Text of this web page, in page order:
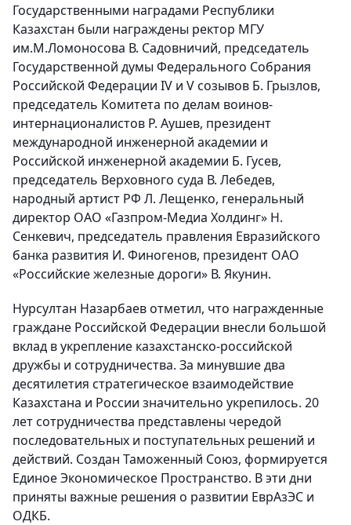
Государственными наградами Республики
Казахстан были награждены ректор МГУ
им.М.Ломоносова В. Садовничий, председатель
Государственной думы Федерального Собрания
Российской Федерации IV и V созывов Б. Грызлов,
председатель Комитета по делам воинов-
интернационалистов Р. Аушев, президент
международной инженерной академии и
Российской инженерной академии Б. Гусев,
председатель Верховного суда В. Лебедев,
народный артист РФ Л. Лещенко, генеральный
директор ОАО «Газпром-Медиа Холдинг» Н.
Сенкевич, председатель правления Евразийского
банка развития И. Финогенов, президент ОАО
«Российские железные дороги» В. Якунин.
Нурсултан Назарбаев отметил, что награжденные
граждане Российской Федерации внесли большой
вклад в укрепление казахстанско-российской
дружбы и сотрудничества. За минувшие два
десятилетия стратегическое взаимодействие
Казахстана и России значительно укрепилось. 20
лет сотрудничества представлены чередой
последовательных и поступательных решений и
действий. Создан Таможенный Союз, формируется
Единое Экономическое Пространство. В эти дни
приняты важные решения о развитии ЕврАзЭС и
ОДКБ.